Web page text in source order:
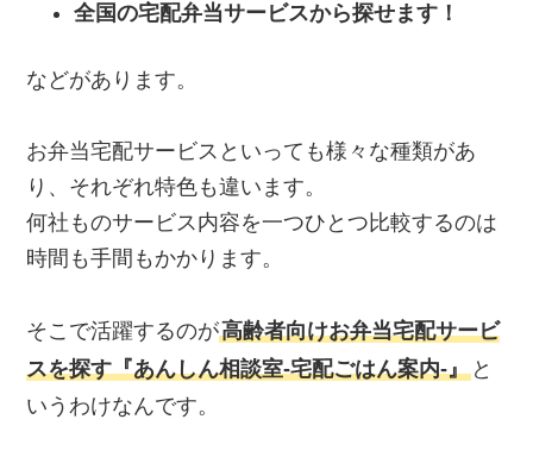
全国の宅配弁当サービスから探せます！
などがあります。
お弁当宅配サービスといっても様々な種類があ
り、それぞれ特色も違います。
何社ものサービス内容を一つひとつ比較するのは
時間も手間もかかります。
そこで活躍するのが高齢者向けお弁当宅配サービ
スを探す『あんしん相談室‐宅配ごはん案内‐』 と
いうわけなんです。